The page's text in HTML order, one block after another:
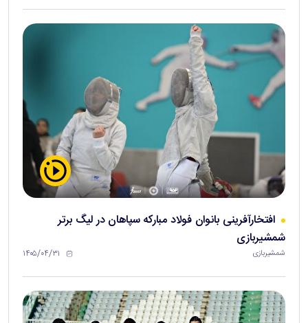
افتخارآفرینی بانوان فولاد مبارکه سپاهان در لیگ برتر
شمشیربازی
شمشیربازی ۱۴۰۵/۰۴/۳۱